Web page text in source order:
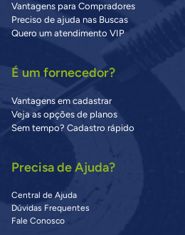
Vantagens para Compradores
Preciso de ajuda nas Buscas
Quero um atendimento VIP
É um fornecedor?
Vantagens em cadastrar
Veja as opções de planos
Sem tempo? Cadastro rápido
Precisa de Ajuda?
Central de Ajuda
Dúvidas Frequentes
Fale Conosco